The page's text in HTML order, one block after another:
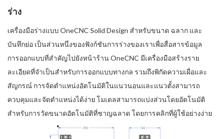
ร่าง
เครื่องมือร่างแบบ OneCNC Solid Design สำหรับขนาด ฉลาก และ
บันทึกย่อ เป็นส่วนหนึ่งของฟังก์ชันการร่างของเราเพื่อสื่อสารข้อมูล
การออกแบบที่สำคัญไปยังหน้าร้าน OneCNC มีเครื่องมือสร้างราย
ละเอียดที่จำเป็นสำหรับการออกแบบทางกล รวมถึงพิกัดความเผื่อและ
สัญกรณ์ การจัดตำแหน่งอัตโนมัติในแนวนอนและแนวตั้งสามารถ
ควบคุมและจัดตำแหน่งได้ง่าย โมเดลสามารถแบ่งส่วนโดยอัตโนมัติ
สำหรับการวัดขนาดอัตโนมัติที่ชาญฉลาด โดยการคลิกที่ผู้ใช้อย่างง่าย